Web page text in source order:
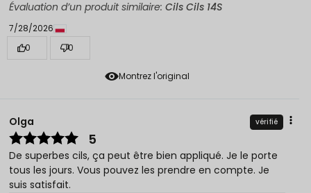
Montrez l'original
Évaluation d’un produit similaire: Cils Cils 14S
7/28/2026
0
0
Olga vérifié
5
De superbes cils, ça peut être bien appliqué. Je le porte
tous les jours. Vous pouvez les prendre en compte. Je
suis satisfait.